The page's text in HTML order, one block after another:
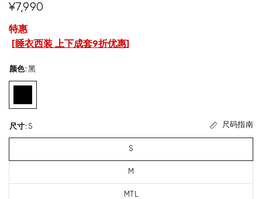
¥7,990
特惠
睡衣西装 上下成套9折优惠
颜色: 黑
尺寸: S 尺码指南
S
M
MTL